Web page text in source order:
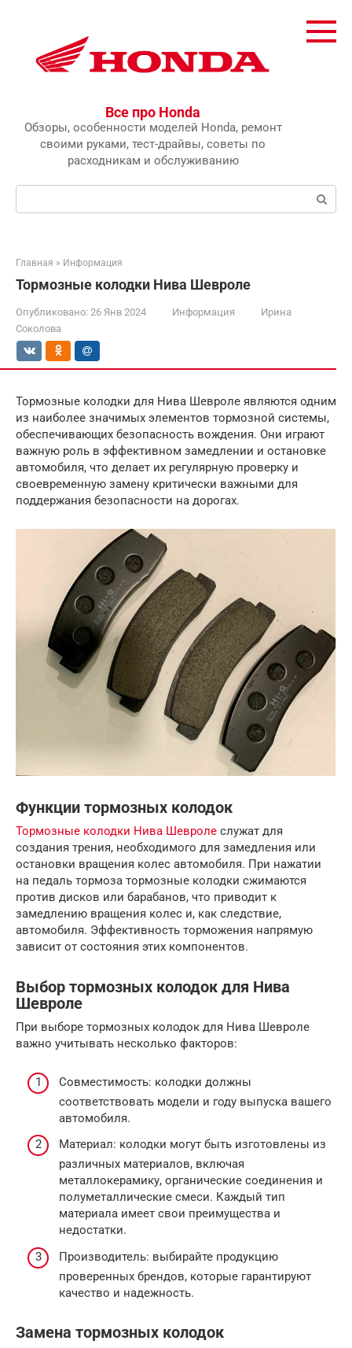
Все про Honda
Обзоры, особенности моделей Honda, ремонт
своими руками, тест-драйвы, советы по
расходникам и обслуживанию
Главная » Информация
Тормозные колодки Нива Шевроле
Опубликовано: 26 Янв 2024 Информация
Ирина
Соколова
Тормозные колодки для Нива Шевроле являются одним
из наиболее значимых элементов тормозной системы,
обеспечивающих безопасность вождения. Они играют
важную роль в эффективном замедлении и остановке
автомобиля, что делает их регулярную проверку и
своевременную замену критически важными для
поддержания безопасности на дорогах.
Функции тормозных колодок
Тормозные колодки Нива Шевроле служат для
создания трения, необходимого для замедления или
остановки вращения колес автомобиля. При нажатии
на педаль тормоза тормозные колодки сжимаются
против дисков или барабанов, что приводит к
замедлению вращения колес и, как следствие,
автомобиля. Эффективность торможения напрямую
зависит от состояния этих компонентов.
Выбор тормозных колодок для Нива
Шевроле
При выборе тормозных колодок для Нива Шевроле
важно учитывать несколько факторов:
Совместимость: колодки должны
соответствовать модели и году выпуска вашего
автомобиля.
Материал: колодки могут быть изготовлены из
различных материалов, включая
металлокерамику, органические соединения и
полуметаллические смеси. Каждый тип
материала имеет свои преимущества и
недостатки.
Производитель: выбирайте продукцию
проверенных брендов, которые гарантируют
качество и надежность.
Замена тормозных колодок